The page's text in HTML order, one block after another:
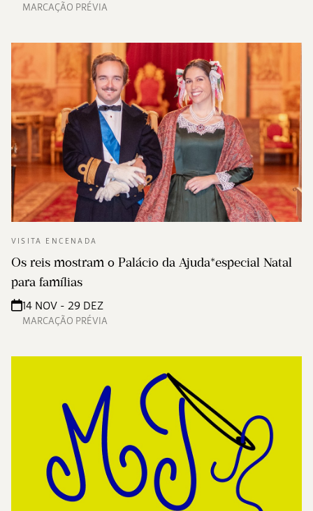
MARCAÇÃO PRÉVIA
VISITA ENCENADA
Os reis mostram o Palácio da Ajuda*especial Natal
para famílias
14 NOV - 29 DEZ
MARCAÇÃO PRÉVIA